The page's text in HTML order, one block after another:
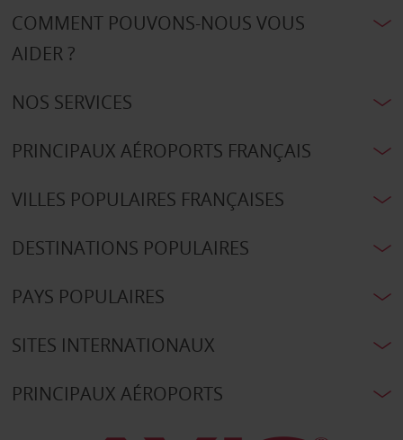
COMMENT POUVONS-NOUS VOUS
AIDER ?
NOS SERVICES
PRINCIPAUX AÉROPORTS FRANÇAIS
VILLES POPULAIRES FRANÇAISES
DESTINATIONS POPULAIRES
PAYS POPULAIRES
SITES INTERNATIONAUX
PRINCIPAUX AÉROPORTS